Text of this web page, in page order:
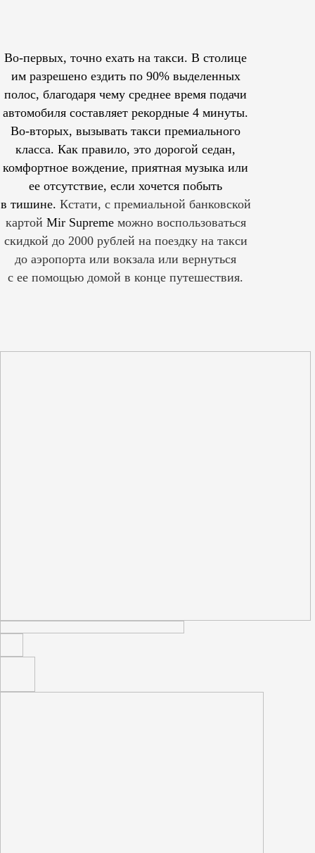
Во-первых, точно ехать на такси. В столице
им разрешеноездить по 90% выделенных
полос, благодаря чему среднее время подачи
автомобиля составляет рекордные 4 минуты.
Во-вторых, вызывать такси премиального
класса. Как правило, это дорогой седан,
комфортное вождение, приятная музыка или
ее отсутствие, если хочется побыть
в тишине. Кстати, с премиальной банковской
картой Mir Supreme можно воспользоваться
скидкой до 2000 рублей на поездку на такси
до аэропорта или вокзала или вернуться
с ее помощью домой в конце путешествия.